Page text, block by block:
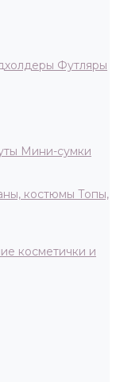
Футляры
Мини-сумки
костюмы Топы,
косметички и